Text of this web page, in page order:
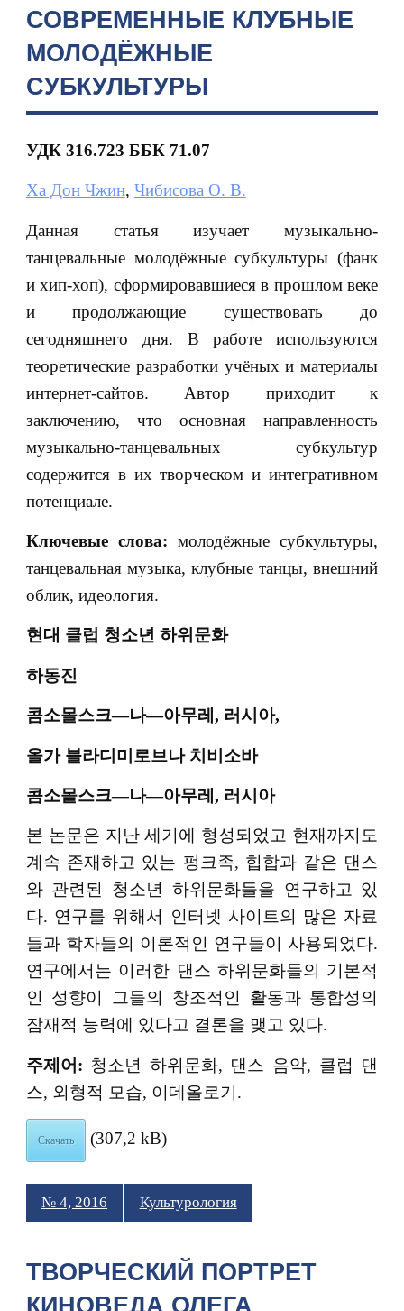
СОВРЕМЕННЫЕ КЛУБНЫЕ
МОЛОДЁЖНЫЕ
СУБКУЛЬТУРЫ
УДК 316.723 ББК 71.07
Ха Дон Чжин, Чибисова О. В.
Данная статья изучает музыкально-
танцевальные молодёжные субкультуры (фанк
и хип-хоп), сформировавшиеся в прошлом веке
и продолжающие существовать до
сегодняшнего дня. В работе используются
теоретические разработки учёных и материалы
интернет-сайтов. Автор приходит к
заключению, что основная направленность
музыкально-танцевальных субкультур
содержится в их творческом и интегративном
потенциале.
Ключевые слова: молодёжные субкультуры,
танцевальная музыка, клубные танцы, внешний
облик, идеология.
현대 클럽 청소년 하위문화
하동진
콤소몰스크—나—아무레 , 러시아,
올가 블라디미로브나 치비소바
콤소몰스크—나—아무레 , 러시아
본 논문은 지난 세기에 형성되었고 현재까지도
계속 존재하고 있는 펑크족, 힙합과 같은 댄스
와 관련된 청소년 하위문화들을 연구하고 있
다. 연구를 위해서 인터넷 사이트의 많은 자료
들과 학자들의 이론적인 연구들이 사용되었다.
연구에서는 이러한 댄스 하위문화들의 기본적
인 성향이 그들의 창조적인 활동과 통합성의
잠재적 능력에 있다고 결론을 맺고 있다.
주제어 : 청소년 하위문화, 댄스 음악, 클럽 댄
스, 외형적 모습, 이데올로기.
Скачать (307,2 kB)
№ 4, 2016 Культурология
ТВОРЧЕСКИЙ ПОРТРЕТ
КИНОВЕДА ОЛЕГА